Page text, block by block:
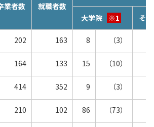
業者数 就職者数
大学院 ※1 そ
202 163 8 （3）
164 133 15 （10）
414 352 9 （3）
210 102 86 （73）